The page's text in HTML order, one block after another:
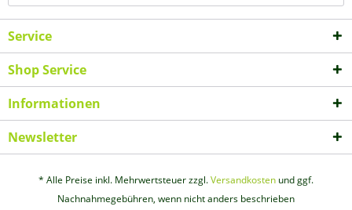
Service
Shop Service
Informationen
Newsletter
* Alle Preise inkl. Mehrwertsteuer zzgl.Versandkosten und ggf.
Nachnahmegebühren, wenn nicht anders beschrieben